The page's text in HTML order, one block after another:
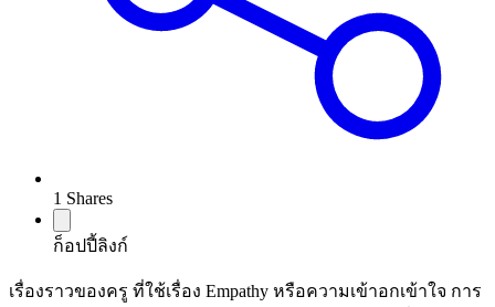
1 Shares
ก็อปปี้ลิงก์
เรื่องราวของครู ที่ใช้เรื่อง Empathy หรือความเข้าอกเข้าใจ การ